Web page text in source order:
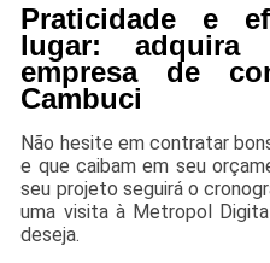
Praticidade e
lugar:
empresa de
Cambuci
Não hesite em contratar
e que caibam em seu
seu projeto seguirá o
uma visita à Metropol
deseja.